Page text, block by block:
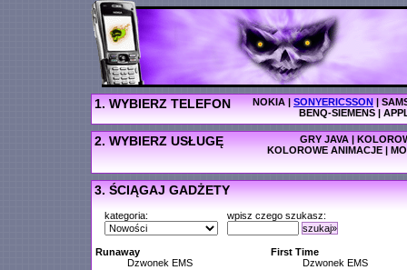
1. WYBIERZ TELEFON NOKIA|SONYERICSSON|
BENQ-SIEMENS|
2. WYBIERZ USŁUGĘ GRY JAVA |
KOLOROWE ANIMACJE |
3. ŚCIĄGAJ GADŻETY
kategoria:
wpisz czego szukasz:
szukaj»
Runaway
Dzwonek EMS
First Time
Dzwonek EMS